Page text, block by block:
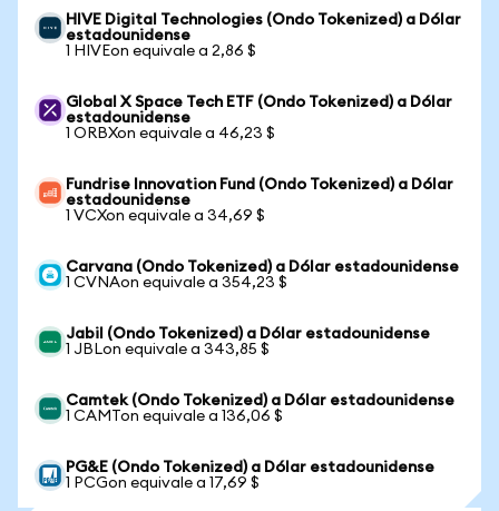
HIVE Digital Technologies (Ondo Tokenized) a Dólar
estadounidense
1 HIVEon equivale a 2,86 $
Global X Space Tech ETF (Ondo Tokenized) a Dólar
estadounidense
1 ORBXon equivale a 46,23 $
Fundrise Innovation Fund (Ondo Tokenized) a Dólar
estadounidense
1 VCXon equivale a 34,69 $
Carvana (Ondo Tokenized) a Dólar estadounidense
1 CVNAon equivale a 354,23 $
Jabil (Ondo Tokenized) a Dólar estadounidense
1 JBLon equivale a 343,85 $
Camtek (Ondo Tokenized) a Dólar estadounidense
1 CAMTon equivale a 136,06 $
PG&E (Ondo Tokenized) a Dólar estadounidense
1 PCGon equivale a 17,69 $